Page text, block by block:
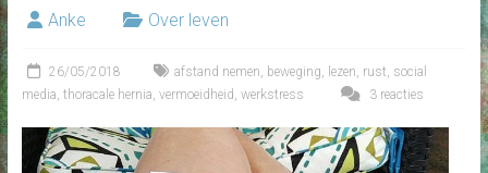
Anke Over leven
26/05/2018 afstand nemen, beweging, lezen, rust, social
media, thoracale hernia, vermoeidheid , werkstress 3 reacties